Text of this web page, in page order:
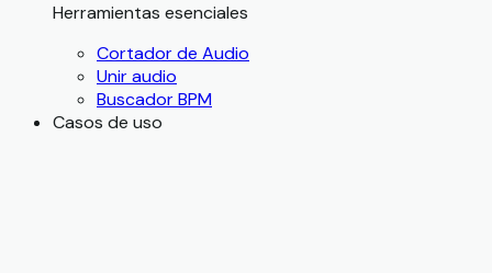
Herramientas esenciales
Cortador de Audio
Unir audio
Buscador BPM
Casos de uso